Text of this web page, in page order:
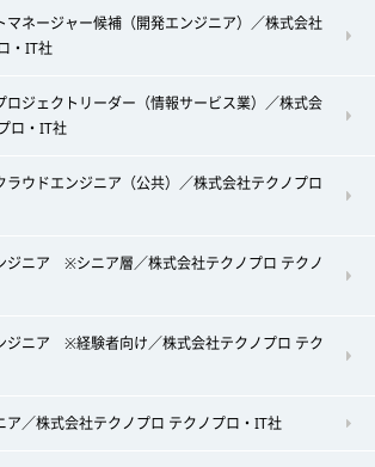
マネージャー候補（開発エンジニア）／株式会社
・IT社
ロジェクトリーダー（情報サービス業）／株式会
ロ・IT社
ラウドエンジニア（公共）／株式会社テクノプロ
ジニア ※シニア層／株式会社テクノプロ テクノ
ジニア ※経験者向け／株式会社テクノプロ テク
ア／株式会社テクノプロ テクノプロ・IT社